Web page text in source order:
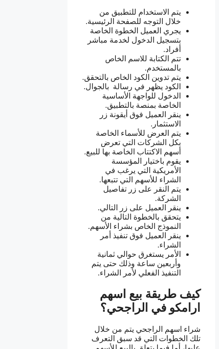
يتم الاستخدام للتطبيق من
خلال التوجه للصفحة الرئيسية.
يجري العميل الخطوة الخاصة
بتسجيل الدخول لخدمة مباشر
أفراد.
تتم الكتابة للاسم الخاص
بالمستخدم.
يتم تدوين الكود الخاص بالتحقق.
الكود يظهر في رسالة بالجوال.
الدخول للواجهة الأساسية
الخاصة بمنصة بالتطبيق.
ينقر العميل فوق أيقونة زر
الاستثمار.
يتم العرض للأسماء الخاصة
بكل الشركات التي تعرض
أسهم الاكتتاب الخاصة بها للبيع.
يقوم باختيار المؤسسة
الأمريكية التي يرغب في
الشراء للأسهم التي تتبعها.
يتم النقر على زر تفاصيل
الشركة.
ينقر العميل على زر التالي.
يتحقق بالخطوة التالية من
النموذج الخاص بشراء الأسهم.
ينقر العميل فوق تنفيذ أمر
الشراء.
الأمر يستغرق حوالي ثمانية
وأربعين ساعة وذلك حتى يتم
التنفيذ الفعلي لأمر الشراء.
كيف طريقة بيع اسهم
ارامكو في الراجحي؟
شراء اسهم الراجحي يتم من خلال
تلك الخطوات التي قد سبق التعرف